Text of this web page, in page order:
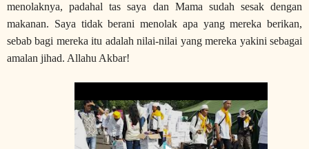
menolaknya, padahal tas saya dan Mama sudah sesak dengan
makanan. Saya tidak berani menolak apa yang mereka berikan,
sebab bagi mereka itu adalah nilai-nilai yang mereka yakini sebagai
amalan jihad. Allahu Akbar!